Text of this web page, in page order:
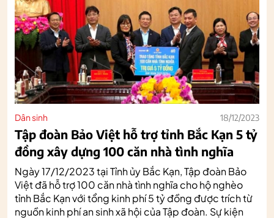
Dân sinh 18/12/2023
Tập đoàn Bảo Việt hỗ trợ tỉnh Bắc Kạn 5 tỷ
đồng xây dựng 100 căn nhà tình nghĩa
Ngày 17/12/2023 tại Tỉnh ủy Bắc Kạn, Tập đoàn Bảo
Việt đã hỗ trợ 100 căn nhà tình nghĩa cho hộ nghèo
tỉnh Bắc Kạn với tổng kinh phí 5 tỷ đồng được trích từ
nguồn kinh phí an sinh xã hội của Tập đoàn. Sự kiện